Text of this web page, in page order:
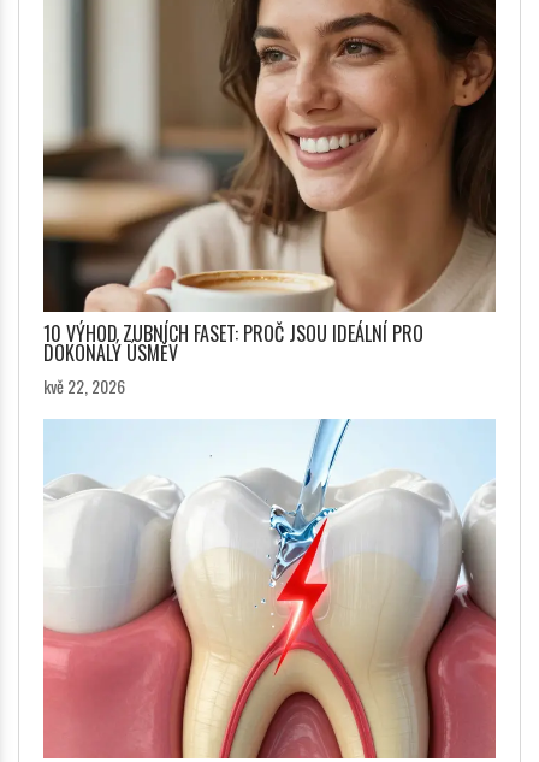
10 VÝHOD ZUBNÍCH FASET: PROČ JSOU IDEÁLNÍ PRO
DOKONALÝ ÚSMĚV
kvě 22, 2026